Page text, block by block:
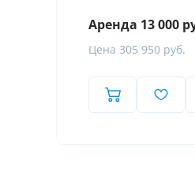
Аренда 13 000
Цена 305 950 руб.